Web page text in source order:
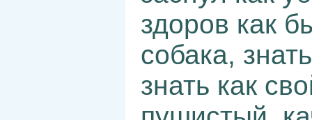
здоров как
собака,
знать как